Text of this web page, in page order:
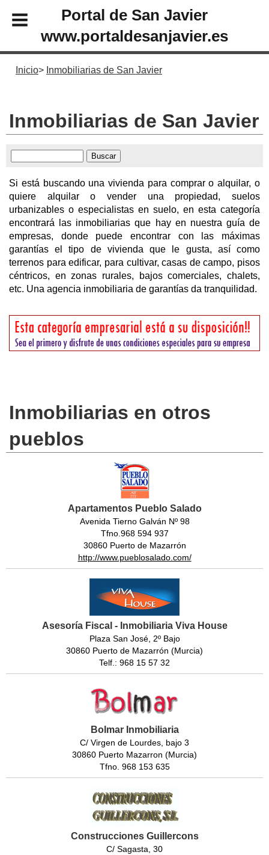
Portal de San Javier
www.portaldesanjavier.es
Inicio Inmobiliarias de San Javier
Inmobiliarias de San Javier
Si está buscando una vivienda para comprar o alquilar, o
quiere alquilar o vender una propiedad, suelos
urbanizables o especialistas en suelo, en esta categoría
encontrará las inmobiliarias que hay en nuestra guía de
empresas, donde puede encontrar con las máximas
garantías el tipo de vivienda que le gusta, así como
terrenos para edificar, para cultivar, casas de campo, pisos
céntricos, en zonas rurales, bajos comerciales, chalets,
etc. Una agencia inmobiliaria de garantías da tranquilidad.
Inmobiliarias en otros
pueblos
Apartamentos Pueblo Salado
Avenida Tierno Galván Nº 98
Tfno.968 594 937
30860 Puerto de Mazarrón
http://www.pueblosalado.com/
Asesoría Fiscal - Inmobiliaria Viva House
Plaza San José, 2º Bajo
30860 Puerto de Mazarrón (Murcia)
Telf.: 968 15 57 32
Bolmar Inmobiliaria
C/ Virgen de Lourdes, bajo 3
30860 Puerto Mazarron (Murcia)
Tfno. 968 153 635
Construcciones Guillercons
C/ Sagasta, 30